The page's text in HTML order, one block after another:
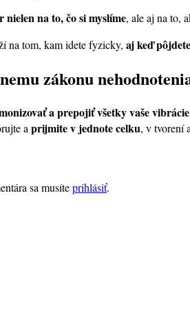
na to, čo si myslíme, ale aj na to,
na tom, kam idete fyzicky, aj keď
zákonu
a prepojiť všetky vaše vibrácie
a prijmite v jednote celku, v tvorení
sa musíteprihlásiť.